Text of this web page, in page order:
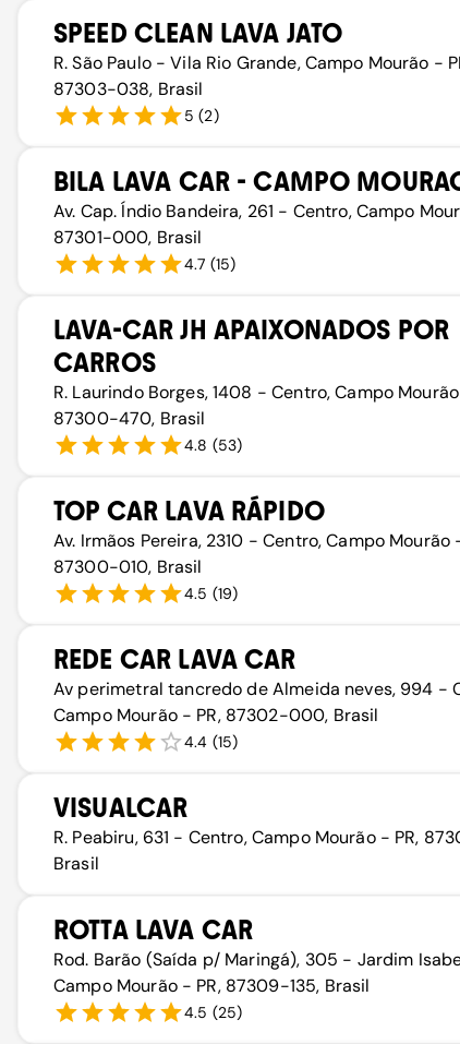
SPEED CLEAN LAVA JATO
R. São Paulo - Vila Rio Grande, Campo Mourão -
87303-038, Brasil
5 (2)
BILA LAVA CAR - CAMPO
Av. Cap. Índio Bandeira, 261 - Centro, Campo
87301-000, Brasil
4.7 (15)
LAVA-CAR JH APAIXONADOS POR
CARROS
R. Laurindo Borges, 1408 - Centro, Campo
87300-470, Brasil
4.8 (53)
TOP CAR LAVA RÁPIDO
Av. Irmãos Pereira, 2310 - Centro, Campo Mourão
87300-010, Brasil
4.5 (19)
REDE CAR LAVA CAR
Av perimetral tancredo de Almeida neves, 994 -
Campo Mourão - PR, 87302-000, Brasil
4.4 (15)
VISUALCAR
R. Peabiru, 631 - Centro, Campo Mourão - PR,
Brasil
ROTTA LAVA CAR
Rod. Barão (Saída p/ Maringá), 305 - Jardim
Campo Mourão - PR, 87309-135, Brasil
4.5 (25)